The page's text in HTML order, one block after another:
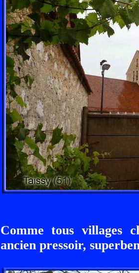
Comme tous villages
ancien pressoir,